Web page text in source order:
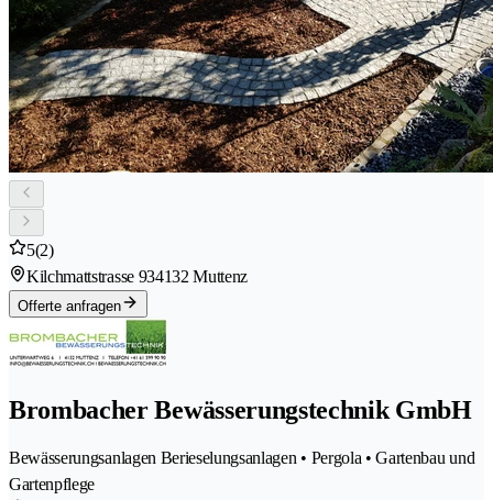
5(2)
Kilchmattstrasse 934132 Muttenz
Offerte anfragen
Brombacher Bewässerungstechnik GmbH
Bewässerungsanlagen Berieselungsanlagen • Pergola • Gartenbau und
Gartenpflege